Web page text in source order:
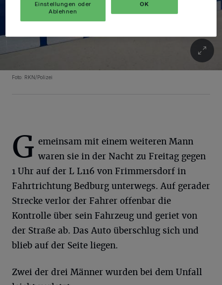
Foto: RKN/Polizei
G emeinsam mit einem weiteren Mann
waren sie in der Nacht zu Freitag gegen
1 Uhr auf der L L116 von Frimmersdorf in
Fahrtrichtung Bedburg unterwegs. Auf gerader
Strecke verlor der Fahrer offenbar die
Kontrolle über sein Fahrzeug und geriet von
der Straße ab. Das Auto überschlug sich und
blieb auf der Seite liegen.
Zwei der drei Männer wurden bei dem Unfall
Einstellungen oder
Ablehnen
OK